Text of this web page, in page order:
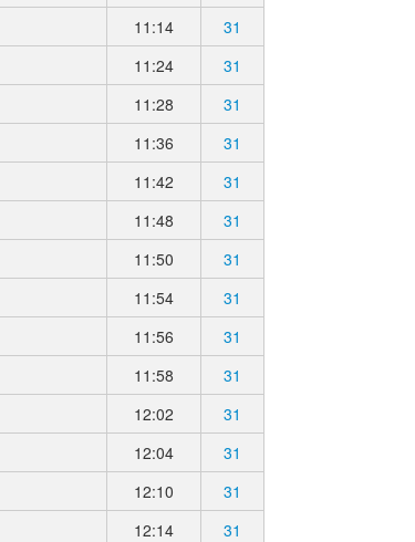
11:14
31
11:24
31
11:28
31
11:36
31
11:42
31
11:48
31
11:50
31
11:54
31
11:56
31
11:58
31
12:02
31
12:04
31
12:10
31
12:14
31